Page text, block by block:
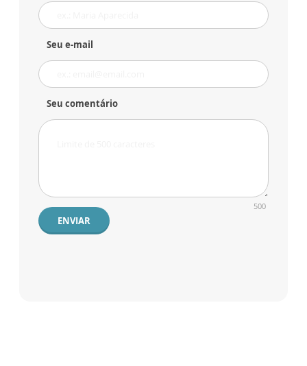
Seu e-mail
Seu comentário
500
ENVIAR